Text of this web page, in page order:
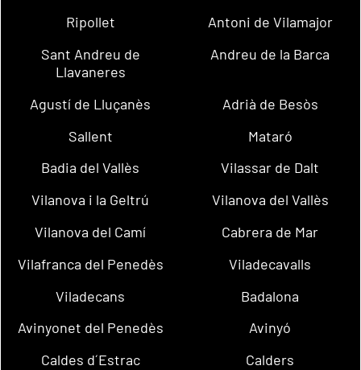
Ripollet
Antoni de Vilamajor
Sant Andreu de
Llavaneres
Andreu de la Barca
Agustí de Lluçanès
Adrià de Besòs
Sallent
Mataró
Badia del Vallès
Vilassar de Dalt
Vilanova i la Geltrú
Vilanova del Vallès
Vilanova del Camí
Cabrera de Mar
Vilafranca del Penedès
Viladecavalls
Viladecans
Badalona
Avinyonet del Penedès
Avinyó
Caldes d´Estrac
Calders